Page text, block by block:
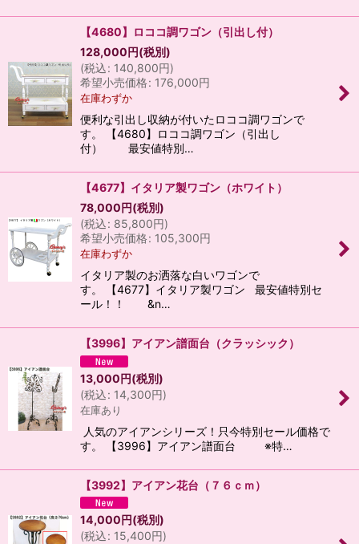
【4680】ロココ調ワゴン（引出し付）
128,000円(税別)
(税込: 140,800円)
希望小売価格: 176,000円
在庫わずか
便利な引出し収納が付いたロココ調ワゴンで
す。 【4680】ロココ調ワゴン（引出し
付） 最安値特別…
【4677】イタリア製ワゴン（ホワイト）
78,000円(税別)
(税込: 85,800円)
希望小売価格: 105,300円
在庫わずか
イタリア製のお洒落な白いワゴンで
す。 【4677】イタリア製ワゴン 最安値特別セ
ール！！ &n…
【3996】アイアン譜面台（クラッシック）
13,000円(税別)
(税込: 14,300円)
在庫あり
人気のアイアンシリーズ！只今特別セール価格で
す。 【3996】アイアン譜面台 ※特…
【3992】アイアン花台（７６ｃｍ）
14,000円(税別)
(税込: 15,400円)